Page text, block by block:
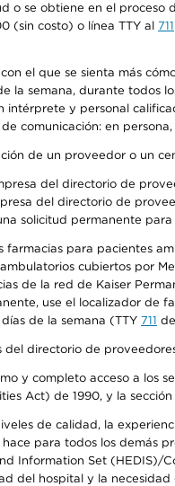
o se obtiene en el
(sin costo) o línea TTY al 711
el que se sienta más
la semana, durante todos
intérprete y personal
comunicación: en
de un proveedor o un
del directorio de
del directorio de
solicitud permanente
farmacias para pacientes
cubiertos por
de la red de Kaiser
use el localizador de
de la semana (TTY 711
directorio de
y completo acceso a los
Act) de 1990, y la
de calidad, la
para todos los demás
Information Set (HEDIS)/
del hospital y la